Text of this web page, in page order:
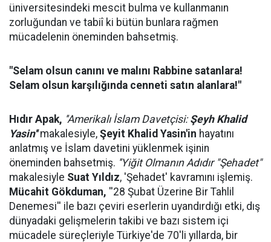
üniversitesindeki mescit bulma ve kullanmanın
zorluğundan ve tabiî ki bütün bunlara rağmen
mücadelenin öneminden bahsetmiş.
"Selam olsun canını ve malını Rabbine satanlara!
Selam olsun karşılığında cenneti satın alanlara!"
Hıdır Apak, ''Amerikalı İslam Davetçisi:Şeyh Khalid
Yasin''makalesiyle, Şeyit Khalid Yasin'in hayatını
anlatmış ve İslam davetini yüklenmek işinin
öneminden bahsetmiş. ''Yiğit Olmanın Adıdır "Şehadet"
makalesiyle Suat Yıldız, 'Şehadet' kavramını işlemiş.
Mücahit Gökduman, ''28 Şubat Üzerine Bir Tahlil
Denemesi'' ile bazı çeviri eserlerin uyandırdığı etki, dış
dünyadaki gelişmelerin takibi ve bazı sistem içi
mücadele süreçleriyle Türkiye'de 70'li yıllarda, bir